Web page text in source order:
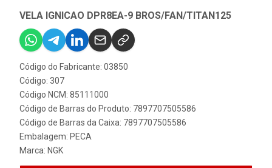
VELA IGNICAO DPR8EA-9 BROS/FAN/TITAN125
Código do Fabricante: 03850
Código: 307
Código NCM: 85111000
Código de Barras do Produto: 7897707505586
Código de Barras da Caixa: 7897707505586
Embalagem: PECA
Marca: NGK